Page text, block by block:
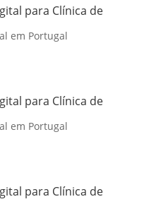
para Clínica de
em Portugal
para Clínica de
em Portugal
para Clínica de